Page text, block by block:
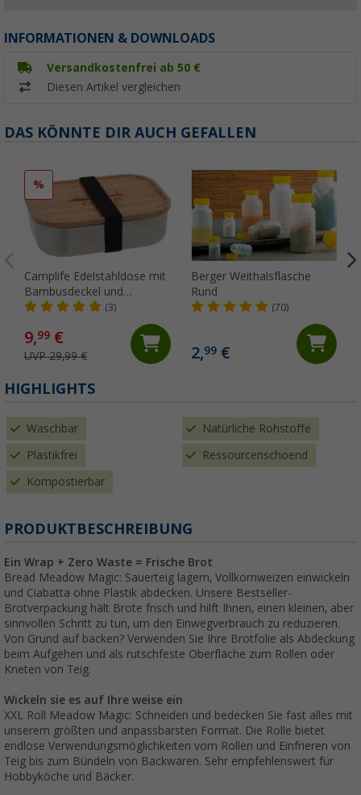
INFORMATIONEN & DOWNLOADS
Versandkostenfrei ab 50 €
Diesen Artikel vergleichen
DAS KÖNNTE DIR AUCH GEFALLEN
%
Camplife Edelstahldose mit
Bambusdeckel und
Gummiband 1400 ml
(3)
9,99 €
UVP 29,99 €
Berger Weithalsflasche
Rund
(70)
2,99€
HIGHLIGHTS
Waschbar Natürliche Rohstoffe
Plastikfrei Ressourcenschoend
Kompostierbar
PRODUKTBESCHREIBUNG
Ein Wrap + Zero Waste = Frische Brot
Bread Meadow Magic: Sauerteig lagern, Vollkornweizen einwickeln
und Ciabatta ohne Plastik abdecken. Unsere Bestseller-
Brotverpackung hält Brote frisch und hilft Ihnen, einen kleinen, aber
sinnvollen Schritt zu tun, um den Einwegverbrauch zu reduzieren.
Von Grund auf backen? Verwenden Sie Ihre Brotfolie als Abdeckung
beim Aufgehen und als rutschfeste Oberfläche zum Rollen oder
Kneten von Teig.
Wickeln sie es auf Ihre weise ein
XXL Roll Meadow Magic: Schneiden und bedecken Sie fast alles mit
unserem größten und anpassbarsten Format. Die Rolle bietet
endlose Verwendungsmöglichkeiten vom Rollen und Einfrieren von
Teig bis zum Bündeln von Backwaren. Sehr empfehlenswert für
Hobbyköche und Bäcker.